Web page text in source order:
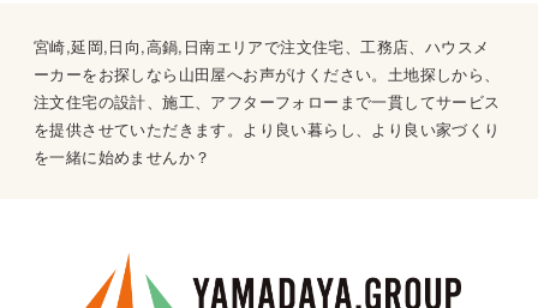
宮崎,延岡,日向,高鍋,日南エリアで注文住宅、工務店、ハウスメ
ーカーをお探しなら山田屋へお声がけください。土地探しから、
注文住宅の設計、施工、アフターフォローまで一貫してサービス
を提供させていただきます。より良い暮らし、より良い家づくり
を一緒に始めませんか？